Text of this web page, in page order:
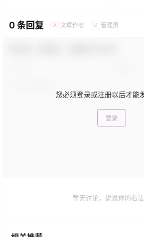
0 条回复 A 文章作者 M 管理员
您必须登录或注册以后才能
登录
暂无讨论，说说你的看